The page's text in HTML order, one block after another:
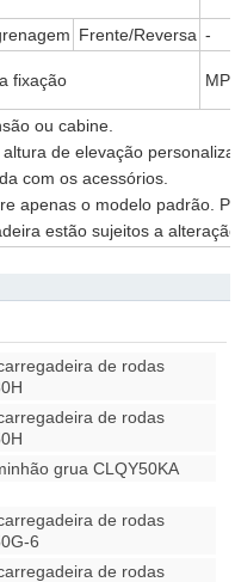
Frente/Reversa -
fixação
ou cabine.
de elevação
com os acessórios.
apenas o modelo padrão.
estão sujeitos a
de rodas
de rodas
grua CLQY50KA
de rodas
6
de rodas